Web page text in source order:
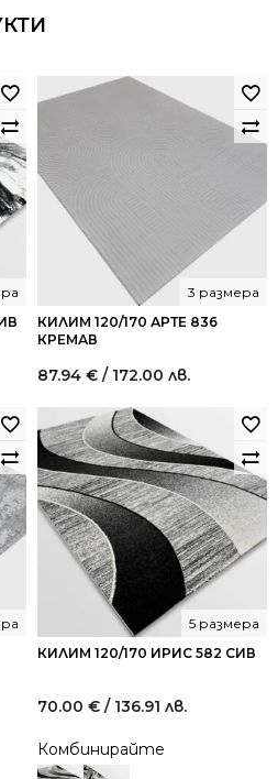
КИЛИМ 120/170 АРТЕ 836
КРЕМАВ
3 размера
87.94 € / 172.00 лв.
КИЛИМ 120/170 ИРИС 582 СИВ
5 размера
70.00 € / 136.91 лв.
Комбинирайте